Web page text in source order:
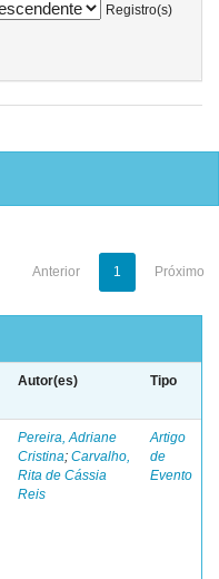
Registro(s)
Anterior 1 Próximo
Autor(es) Tipo
Pereira, Adriane
Cristina; Carvalho,
Rita de Cássia
Reis
Artigo
de
Evento